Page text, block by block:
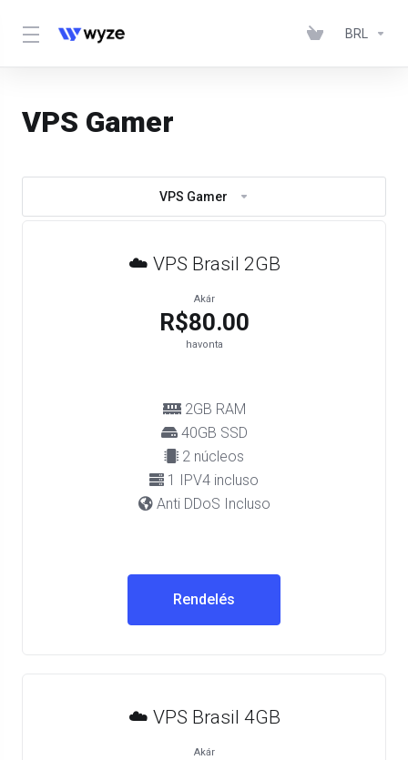
BRL
VPS Gamer
VPS Gamer
☁️ VPS Brasil 2GB
Akár
R$80.00
havonta
2GB RAM
40GB SSD
2 núcleos
1 IPV4 incluso
Anti DDoS Incluso
Rendelés
☁️ VPS Brasil 4GB
Akár